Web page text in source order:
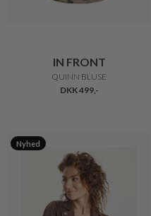
IN FRONT
QUINN BLUSE
DKK 499,-
Nyhed